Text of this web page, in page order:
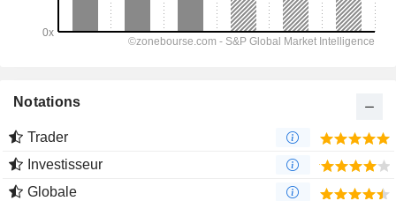
Notations
Trader
Investisseur
Globale